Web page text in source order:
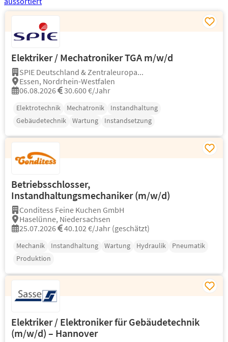
Elektriker / Mechatroniker TGA m/w/d
SPIE Deutschland & Zentraleuropa...
Essen, Nordrhein-Westfalen
06.08.2026
30.600 €/Jahr
Elektrotechnik Mechatronik
Instandhaltung
Gebäudetechnik
Wartung Instandsetzung
Betriebsschlosser,
Instandhaltungsmechaniker (m/w/d)
Conditess Feine Kuchen GmbH
Haselünne, Niedersachsen
25.07.2026
40.102 €/Jahr (geschätzt)
Mechanik Instandhaltung Wartung Hydraulik
Pneumatik
Produktion
Elektriker / Elektroniker für Gebäudetechnik
(m/w/d) – Hannover